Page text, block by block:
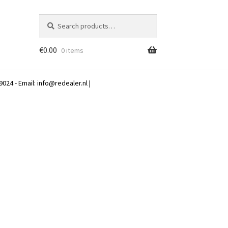
for:
€0.00 0 items
- Email: info@redealer.nl|